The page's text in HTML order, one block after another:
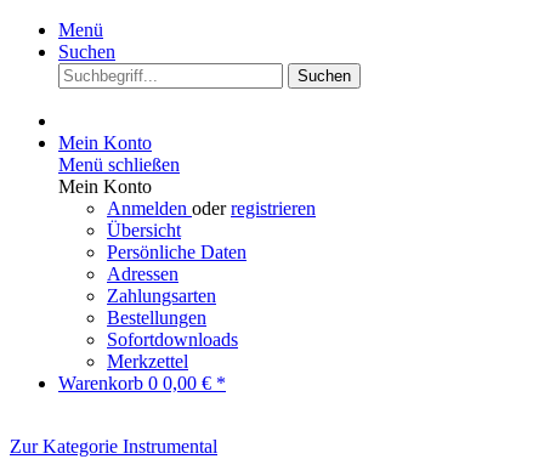
Menü
Suchen
Suchen
Mein Konto
Menü schließen
Mein Konto
Anmelden oderregistrieren
Übersicht
Persönliche Daten
Adressen
Zahlungsarten
Bestellungen
Sofortdownloads
Merkzettel
Warenkorb 0 0,00 € *
Zur Kategorie Instrumental